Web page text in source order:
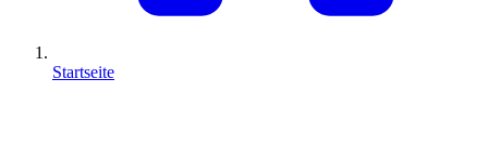
Startseite